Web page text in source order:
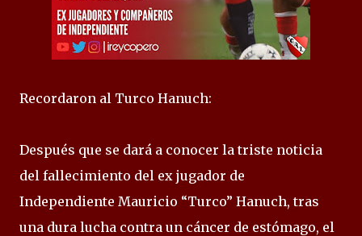
Recordaron al Turco Hanuch:
Después que se dará a conocer la triste noticia
del fallecimiento del ex jugador de
Independiente Mauricio “Turco” Hanuch, tras
una dura lucha contra un cáncer de estómago, el